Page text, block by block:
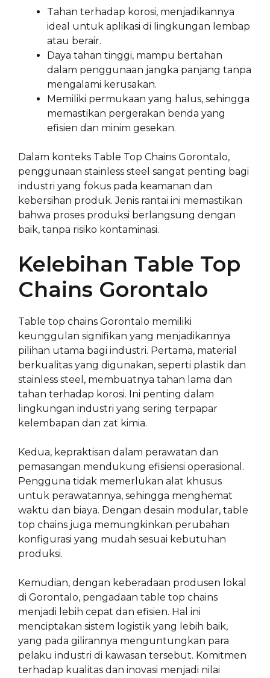
Tahan terhadap korosi, menjadikannya
ideal untuk aplikasi di lingkungan lembap
atau berair.
Daya tahan tinggi, mampu bertahan
dalam penggunaan jangka panjang tanpa
mengalami kerusakan.
Memiliki permukaan yang halus, sehingga
memastikan pergerakan benda yang
efisien dan minim gesekan.
Dalam konteks Table Top Chains Gorontalo,
penggunaan stainless steel sangat penting bagi
industri yang fokus pada keamanan dan
kebersihan produk. Jenis rantai ini memastikan
bahwa proses produksi berlangsung dengan
baik, tanpa risiko kontaminasi.
Kelebihan Table Top
Chains Gorontalo
Table top chains Gorontalo memiliki
keunggulan signifikan yang menjadikannya
pilihan utama bagi industri. Pertama, material
berkualitas yang digunakan, seperti plastik dan
stainless steel, membuatnya tahan lama dan
tahan terhadap korosi. Ini penting dalam
lingkungan industri yang sering terpapar
kelembapan dan zat kimia.
Kedua, kepraktisan dalam perawatan dan
pemasangan mendukung efisiensi operasional.
Pengguna tidak memerlukan alat khusus
untuk perawatannya, sehingga menghemat
waktu dan biaya. Dengan desain modular, table
top chains juga memungkinkan perubahan
konfigurasi yang mudah sesuai kebutuhan
produksi.
Kemudian, dengan keberadaan produsen lokal
di Gorontalo, pengadaan table top chains
menjadi lebih cepat dan efisien. Hal ini
menciptakan sistem logistik yang lebih baik,
yang pada gilirannya menguntungkan para
pelaku industri di kawasan tersebut. Komitmen
terhadap kualitas dan inovasi menjadi nilai